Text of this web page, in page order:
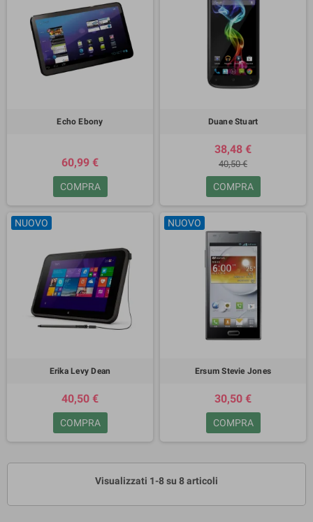
Echo Ebony
60,99 €
COMPRA
Duane Stuart
38,48 €
40,50 €
COMPRA
NUOVO
Erika Levy Dean
40,50 €
COMPRA
NUOVO
Ersum Stevie Jones
30,50 €
COMPRA
Visualizzati 1-8 su 8 articoli